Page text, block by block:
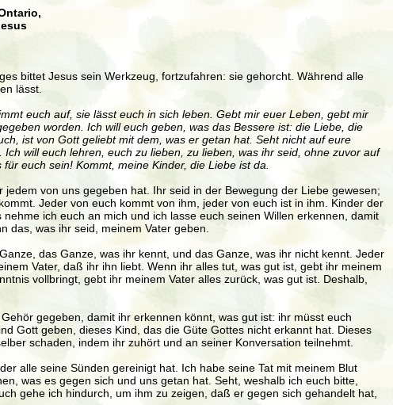
bittet Jesus sein Werkzeug, fortzufahren: sie gehorcht. Während alle
lässt.
euch auf, sie lässt euch in sich leben. Gebt mir euer Leben, gebt mir
worden. Ich will euch geben, was das Bessere ist: die Liebe, die
ist von Gott geliebt mit dem, was er getan hat. Seht nicht auf eure
will euch lehren, euch zu lieben, zu lieben, was ihr seid, ohne zuvor auf
euch sein! Kommt, meine Kinder, die Liebe ist da.
von uns gegeben hat. Ihr seid in der Bewegung der Liebe gewesen;
Jeder von euch kommt von ihm, jeder von euch ist in ihm. Kinder der
ich euch an mich und ich lasse euch seinen Willen erkennen, damit
das, was ihr seid, meinem Vater geben.
das Ganze, was ihr kennt, und das Ganze, was ihr nicht kennt. Jeder
Vater, daß ihr ihn liebt. Wenn ihr alles tut, was gut ist, gebt ihr meinem
vollbringt, gebt ihr meinem Vater alles zurück, was gut ist. Deshalb,
gegeben, damit ihr erkennen könnt, was gut ist: ihr müsst euch
Gott geben, dieses Kind, das die Güte Gottes nicht erkannt hat. Dieses
schaden, indem ihr zuhört und an seiner Konversation teilnehmt.
alle seine Sünden gereinigt hat. Ich habe seine Tat mit meinem Blut
was es gegen sich und uns getan hat. Seht, weshalb ich euch bitte,
gehe ich hindurch, um ihm zu zeigen, daß er gegen sich gehandelt hat,